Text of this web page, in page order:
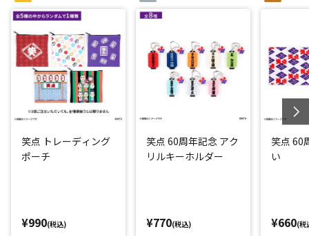
笑点 トレーディング
ポーチ
¥990(税込)
笑点 60周年記念 アク
リルキーホルダー
¥770(税込)
笑点 60
い
¥660(税